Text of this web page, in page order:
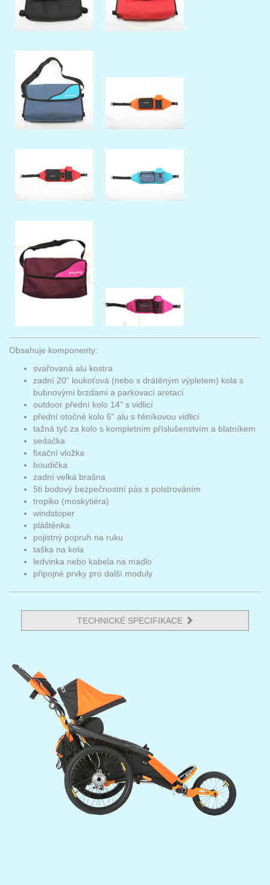
Obsahuje komponenty:
svařovaná alu kostra
zadní 20“ loukoťová (nebo s drátěným výpletem) kola s
bubnovými brzdami a parkovací aretací
outdoor přední kolo 14" s vidlicí
přední otočné kolo 6“ alu s hliníkovou vidlicí
tažná tyč za kolo s kompletním příslušenstvím a blatníkem
sedačka
fixační vložka
boudička
zadní velká brašna
5ti bodový bezpečnostní pás s polstrováním
tropiko (moskytiéra)
windstoper
pláštěnka
pojistný popruh na ruku
taška na kola
ledvinka nebo kabela na madlo
připojné prvky pro další moduly
TECHNICKÉ SPECIFIKACE